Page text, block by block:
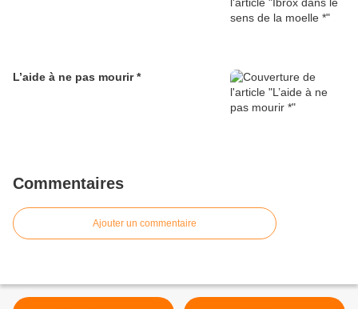
L’aide à ne pas mourir *
Commentaires
Ajouter un commentaire